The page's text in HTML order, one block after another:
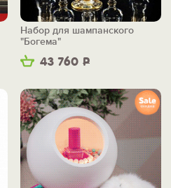
43 760 Р
Набор для шампанского
"Богема"